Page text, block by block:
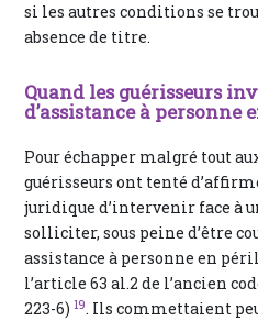
si les autres conditions se
absence de titre.
Quand les guérisseurs
d’assistance à personne
Pour échapper malgré tout
guérisseurs ont tenté
juridique d’intervenir face à
solliciter, sous peine d’être
assistance à personne en
l’article 63 al.2 de l’ancien
223-6) 19. Ils commettaient